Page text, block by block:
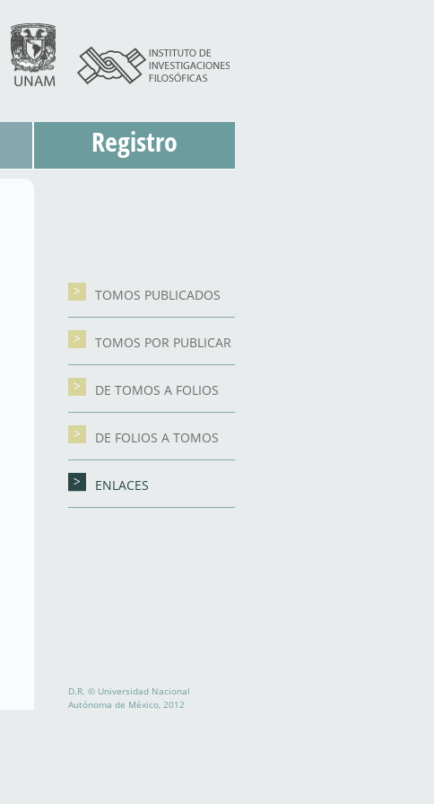
Registro
TOMOS PUBLICADOS
TOMOS POR PUBLICAR
DE TOMOS A FOLIOS
DE FOLIOS A TOMOS
ENLACES
D.R. © Universidad Nacional
Autónoma de México, 2012